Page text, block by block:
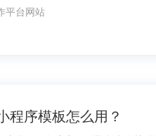
平台网站
程序模板怎么用？